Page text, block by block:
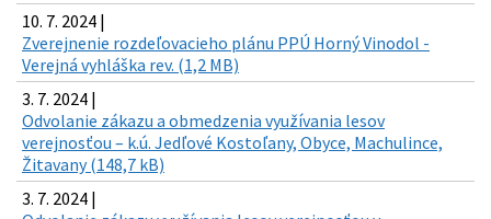
10. 7. 2024 |
Zverejnenie rozdeľovacieho plánu PPÚ Horný Vinodol -
Verejná vyhláška rev. (1,2 MB)
3. 7. 2024 |
Odvolanie zákazu a obmedzenia využívania lesov
verejnosťou – k.ú. Jedľové Kostoľany, Obyce, Machulince,
Žitavany (148,7 kB)
3. 7. 2024 |